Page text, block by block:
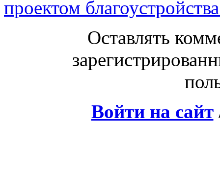
проектом
Оставлять
Войти на сайт